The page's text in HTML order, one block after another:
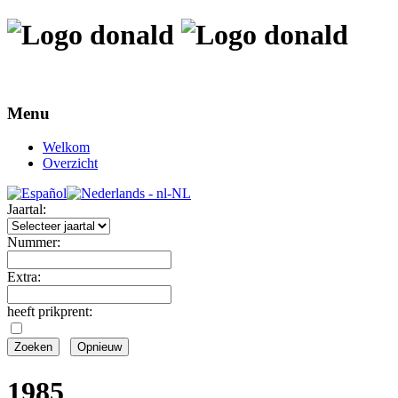
Menu
Welkom
Overzicht
Jaartal:
Nummer:
Extra:
heeft prikprent:
1985